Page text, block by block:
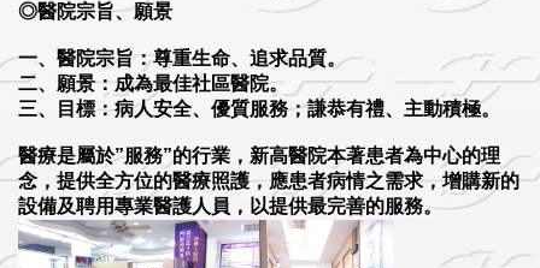
◎醫院宗旨、願景
一、醫院宗旨：尊重生命、追求品質。
二、願景：成為最佳社區醫院。
三、目標：病人安全、優質服務；謙恭有禮、主動積極。
醫療是屬於”服務”的行業，新高醫院本著患者為中心的理
念，提供全方位的醫療照護，應患者病情之需求，增購新的
設備及聘用專業醫護人員，以提供最完善的服務。